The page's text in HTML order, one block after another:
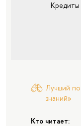
Кредиты
Лучший
знаний»
Кто читает: